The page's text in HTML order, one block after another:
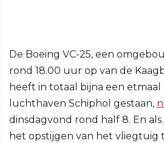
De Boeing VC-25, een
rond 18.00 uur op van de
heeft in totaal bijna een
luchthaven Schiphol gestaan,
dinsdagvond rond half 8. En
het opstijgen van het vliegtuig